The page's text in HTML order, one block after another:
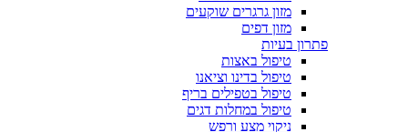
מזון גרגרים שוקעים
מזון דפים
פתרון בעיות
טיפול באצות
טיפול בדינו וציאנו
טיפול בטפילים בריף
טיפול במחלות דגים
ניקוי מצע ורפש